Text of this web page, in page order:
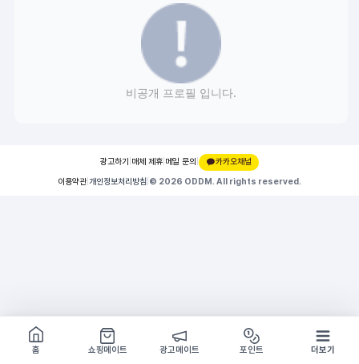
비공개 프로필 입니다.
광고하기 매체 제휴 메일 문의 |
카카오채널
이용약관 개인정보처리방침 © 2026 ODDM. All rights reserved.
쇼핑몰 구경하기
방문시 1G
홈
쇼핑메이트 광고메이트 포인트 더보기